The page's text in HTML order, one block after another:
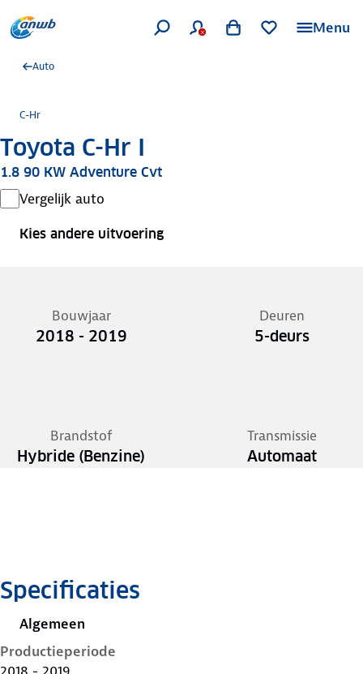
Menu
Auto
C-Hr
Toyota C-Hr I
1.8 90 KW Adventure Cvt
Vergelijk auto
Kies andere uitvoering
Bouwjaar
2018 - 2019
Deuren
5-deurs
Brandstof
Hybride (Benzine)
Transmissie
Automaat
Specificaties
Algemeen
Productieperiode